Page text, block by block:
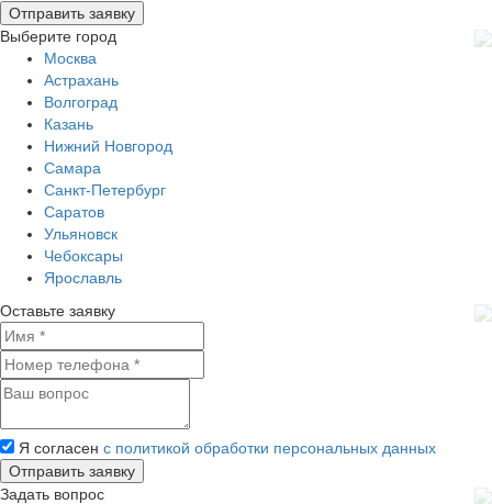
Выберите город
Москва
Астрахань
Волгоград
Казань
Нижний Новгород
Самара
Санкт-Петербург
Саратов
Ульяновск
Чебоксары
Ярославль
Оставьте заявку
Я согласен с политикой обработки персональных данных
Задать вопрос